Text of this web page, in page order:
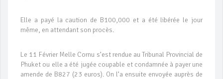
Elle a payé la caution de B100,000 et a été libérée le jour
même, en attendant son procès.
Le 11 Février Melle Cornu s’est rendue au Tribunal Provincial de
Phuket ou elle a été jugée coupable et condamnée à payer une
amende de B827 (23 euros). On l’a ensuite envoyée auprès de